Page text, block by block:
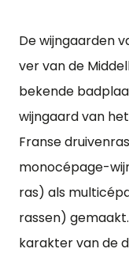
De wijngaarden
ver van de
bekende
wijngaard van
Franse
monocépage-
ras) als
rassen)
karakter van de